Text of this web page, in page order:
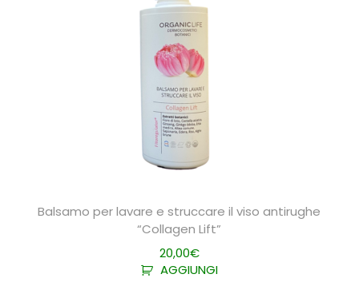
Balsamo per lavare e struccare il viso antirughe
“Collagen Lift”
20,00€
AGGIUNGI